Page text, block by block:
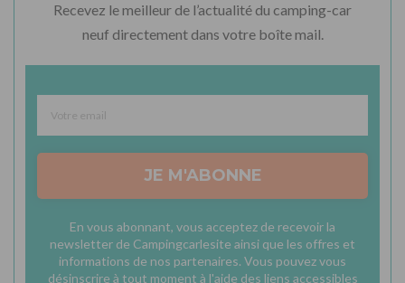
Recevez le meilleur de l’actualité du camping-car
neuf directement dans votre boîte mail.
JE M'ABONNE
En vous abonnant, vous acceptez de recevoir la
newsletter de Campingcarlesite ainsi que les offres et
informations de nos partenaires. Vous pouvez vous
désinscrire à tout moment à l'aide des liens accessibles